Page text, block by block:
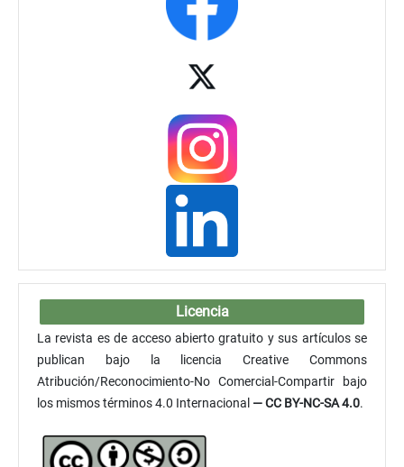
Licencia
La revista es de acceso abierto gratuito y sus artículos se
publican bajo la licencia Creative Commons
Atribución/Reconocimiento-No Comercial-Compartir bajo
los mismos términos 4.0 Internacional — CC BY-NC-SA 4.0.